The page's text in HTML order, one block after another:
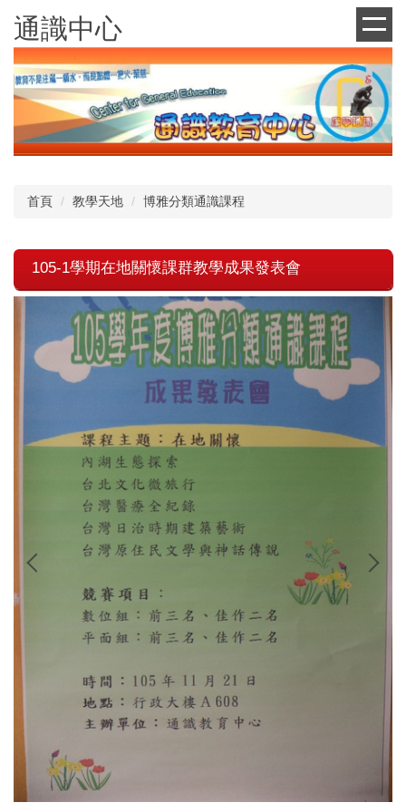
跳
主
要
內
區
通識中心
首頁 教學天地 博雅分類通識課程
105-1學期在地關懷課群教學成果發表會